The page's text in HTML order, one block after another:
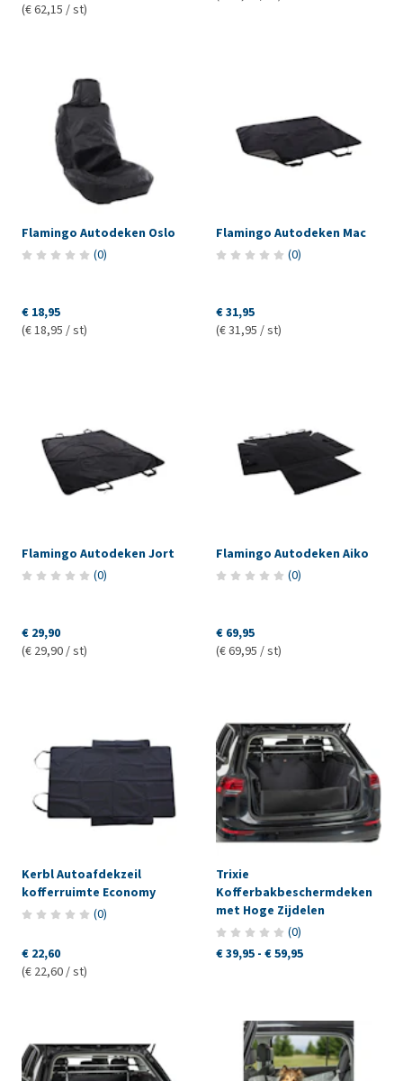
(€ 62,15 / st)
Flamingo Autodeken Oslo
(0)
€ 18,95
(€ 18,95 / st)
Flamingo Autodeken Mac
(0)
€ 31,95
(€ 31,95 / st)
Flamingo Autodeken Jort
(0)
€ 29,90
(€ 29,90 / st)
Flamingo Autodeken Aiko
(0)
€ 69,95
(€ 69,95 / st)
Kerbl Autoafdekzeil
kofferruimte Economy
(0)
€ 22,60
(€ 22,60 / st)
Trixie
Kofferbakbeschermdeken
met Hoge Zijdelen
(0)
€ 39,95 - € 59,95